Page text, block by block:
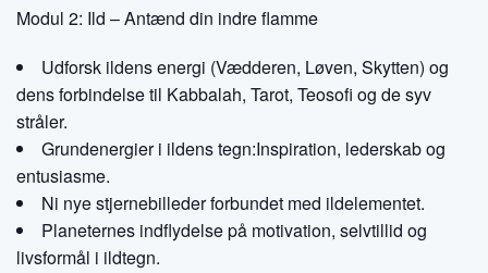
Modul 2: Ild – Antænd din indre flamme
Udforsk ildens energi (Vædderen, Løven, Skytten) og
dens forbindelse til Kabbalah, Tarot, Teosofi og de syv
stråler.
Grundenergier i ildens tegn:Inspiration, lederskab og
entusiasme.
Ni nye stjernebilleder forbundet med ildelementet.
Planeternes indflydelse på motivation, selvtillid og
livsformål i ildtegn.